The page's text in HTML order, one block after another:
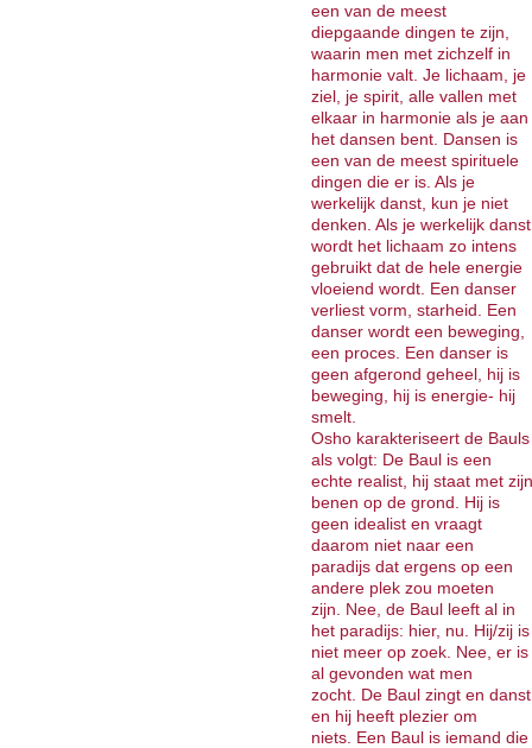
een van de meest
diepgaande dingen te zijn,
waarin men met zichzelf in
harmonie valt. Je lichaam, je
ziel, je spirit, alle vallen met
elkaar in harmonie als je aan
het dansen bent. Dansen is
een van de meest spirituele
dingen die er is. Als je
werkelijk danst, kun je niet
denken. Als je werkelijk
wordt het lichaam zo intens
gebruikt dat de hele energie
vloeiend wordt. Een danser
verliest vorm, starheid. Een
danser wordt een beweging,
een proces. Een danser is
geen afgerond geheel, hij is
beweging, hij is energie- hij
smelt.
Osho karakteriseert de Bauls
als volgt: De Baul is een
echte realist, hij staat met zijn
benen op de grond. Hij is
geen idealist en vraagt
daarom niet naar een
paradijs dat ergens op een
andere plek zou moeten
zijn. Nee, de Baul leeft al in
het paradijs: hier, nu. Hij/zij is
niet meer op zoek. Nee, er is
al gevonden wat men
zocht. De Baul zingt en danst
en hij heeft plezier om
niets. Een Baul is iemand die